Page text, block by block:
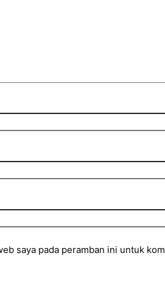
saya pada peramban ini untuk